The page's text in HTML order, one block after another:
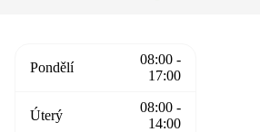
Pondělí
08:00 -
17:00
Úterý
08:00 -
14:00